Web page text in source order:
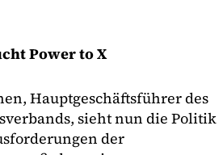
Power to X
Hauptgeschäftsführer des
sieht nun die Politik
der